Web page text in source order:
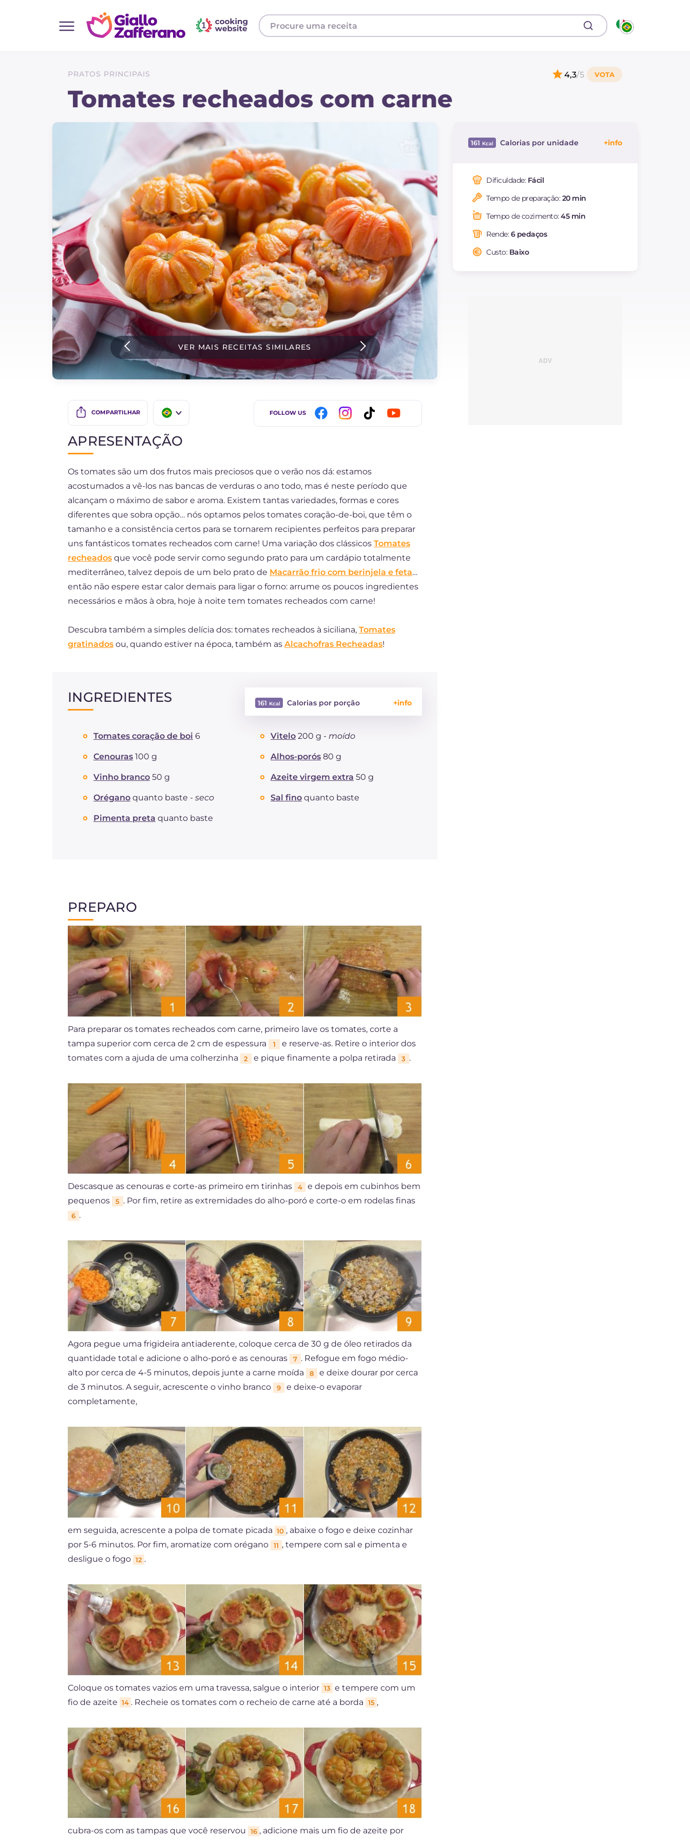
Todas as receitas
Pratos principais
Pizzas e focaccia
Bolos e panificacao
Ultimas receitas
IT Website
Instagram
PRATOS PRINCIPAIS
Tomates recheados com carne
4,3/5
VER MAIS RECEITAS SIMILARES
COMPARTILHAR
DE
FR
NL
FOLLOW US
161 Calorias por unidade
dos quais açúcares
Proteína g
Gorduras g
saturadas
Fibra
Colesterol
Dificuldade: Fácil
Tempo de preparação:20 min
Tempo de cozimento:45 min
Rende:6 pedaços
Custo: Baixo
APRESENTAÇÃO
Os tomates são um dos frutos mais preciosos que o verão nos dá: estamos
acostumados a vê-los nas bancas de verduras o ano todo, mas é neste período que
alcançam o máximo de sabor e aroma. Existem tantas variedades, formas e cores
diferentes que sobra opção… nós optamos pelos tomates coração-de-boi, que têm o
tamanho e a consistência certos para se tornarem recipientes perfeitos para preparar
uns fantásticos tomates recheados com carne! Uma variação dos clássicos Tomates
recheados que você pode servir como segundo prato para um cardápio totalmente
mediterrâneo, talvez depois de um belo prato de Macarrão frio com berinjela e feta…
então não espere estar calor demais para ligar o forno: arrume os poucos ingredientes
necessários e mãos à obra, hoje à noite tem tomates recheados com carne!
Descubra também a simples delícia dos: tomates recheados à siciliana, Tomates
gratinados ou, quando estiver na época, também as Alcachofras Recheadas!
INGREDIENTES 161 Calorias por porção
Carboidratos
Proteína
Gorduras g
saturadas
Tomates coração de boi 6 Vitelo 200 g - moído
Cenouras 100 g Alhos-porós 80 g
Vinho branco 50 g Azeite virgem extra 50 g
Orégano quanto baste - seco Sal fino quanto baste
Pimenta preta quanto baste
PREPARO
Para preparar os tomates recheados com carne, primeiro lave os tomates, corte a
tampa superior com cerca de 2 cm de espessura
1
e reserve-as. Retire o interior dos
tomates com a ajuda de uma colherzinha
2 e pique finamente a polpa retirada 3 .
Descasque as cenouras e corte-as primeiro em tirinhas 4
e depois em cubinhos bem
pequenos
5 . Por fim, retire as extremidades do alho-poró e corte-o em rodelas finas
6 .
Agora pegue uma frigideira antiaderente, coloque cerca de 30 g de óleo retirados da
quantidade total e adicione o alho-poró e as cenouras
7 . Refogue em fogo médio-
alto por cerca de 4-5 minutos, depois junte a carne moída
8
e deixe dourar por cerca
de 3 minutos. A seguir, acrescente o vinho branco
9
e deixe-o evaporar
completamente,
em seguida, acrescente a polpa de tomate picada 10 , abaixe o fogo e deixe cozinhar
por 5-6 minutos. Por fim, aromatize com orégano
11 , tempere com sal e pimenta e
desligue o fogo 12 .
Coloque os tomates vazios em uma travessa, salgue o interior 13 e tempere com um
fio de azeite 14 . Recheie os tomates com o recheio de carne até a borda 15 ,
cubra-os com as tampas que você reservou 16 , adicione mais um fio de azeite por